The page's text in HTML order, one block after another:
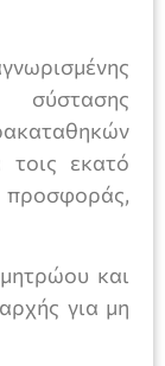
εκατό
και
για μη